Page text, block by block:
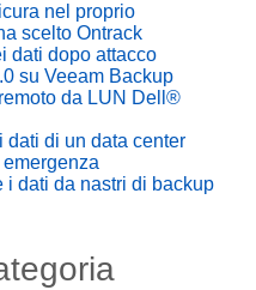
nel proprio
scelto Ontrack
dati dopo attacco
su Veeam Backup
da LUN Dell®
dati di un data center
i dati da nastri di backup